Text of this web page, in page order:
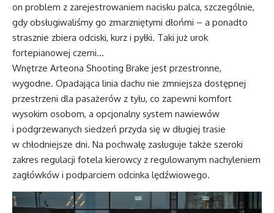
on problem z zarejestrowaniem nacisku palca, szczególnie,
gdy obsługiwaliśmy go zmarzniętymi dłońmi – a ponadto
strasznie zbiera odciski, kurz i pyłki. Taki już urok
fortepianowej czerni…
Wnętrze Arteona Shooting Brake jest przestronne,
wygodne. Opadająca linia dachu nie zmniejsza dostępnej
przestrzeni dla pasażerów z tyłu, co zapewni komfort
wysokim osobom, a opcjonalny system nawiewów
i podgrzewanych siedzeń przyda się w długiej trasie
w chłodniejsze dni. Na pochwałę zasługuje także szeroki
zakres regulacji fotela kierowcy z regulowanym nachyleniem
zagłówków i podparciem odcinka lędźwiowego.